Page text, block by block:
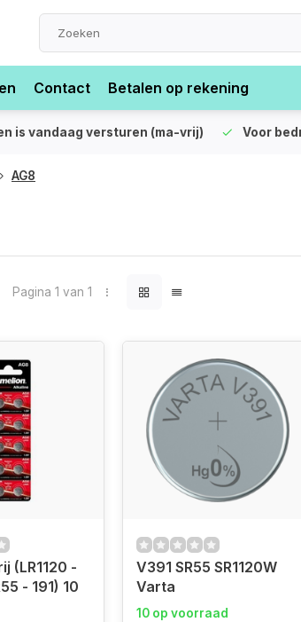
Contact Betalen op rekening
is vandaag versturen (ma-vrij) Voor
AG8
Pagina 1 van 1
(LR1120 -
- 191) 10
V391 SR55 SR1120W
Varta
10 op voorraad